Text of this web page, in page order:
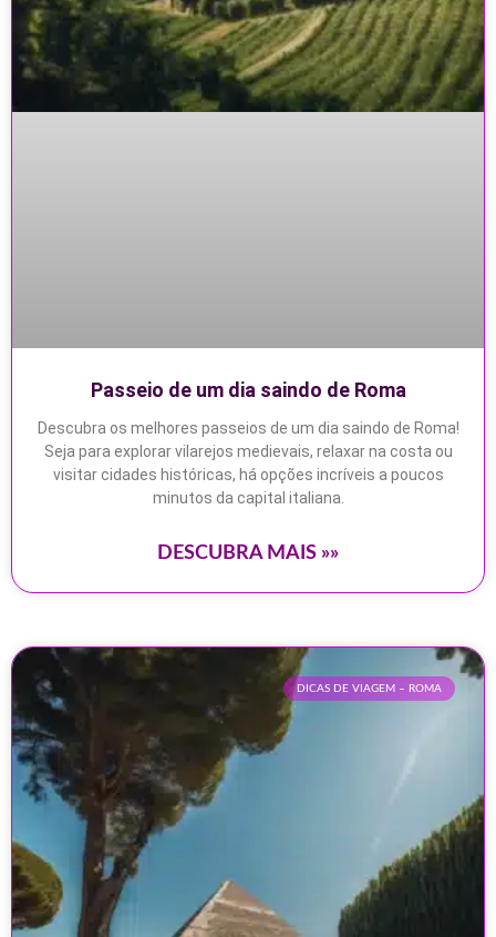
Passeio de um dia saindo de Roma
Descubra os melhores passeios de um dia saindo de Roma!
Seja para explorar vilarejos medievais, relaxar na costa ou
visitar cidades históricas, há opções incríveis a poucos
minutos da capital italiana.
DESCUBRA MAIS »»
DICAS DE VIAGEM – ROMA